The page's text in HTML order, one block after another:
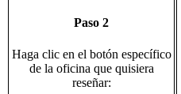
Paso 2
Haga clic en el botón específico
de la oficina que quisiera
reseñar: